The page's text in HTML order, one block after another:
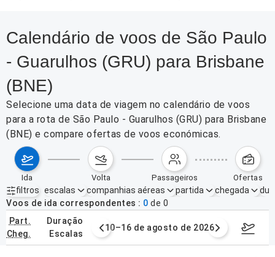
Calendário de voos de São Paulo
- Guarulhos (GRU) para Brisbane
(BNE)
Selecione uma data de viagem no calendário de voos
para a rota de São Paulo - Guarulhos (GRU) para Brisbane
(BNE) e compare ofertas de voos económicas.
ida volta passageiros ofertas
filtros
Filtros ativos nenhum
escalas companhias aéreas partida chegada
Voos de ida correspondentes
0 de 0
part.
cheg.
duração
escalas
agosto de 2026 10–16 de agosto de 2026 17–23